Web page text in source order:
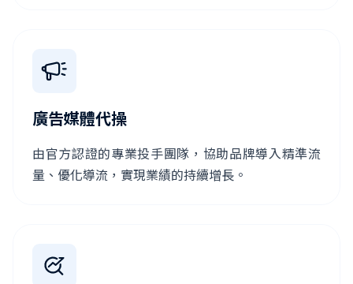
廣告媒體代操
由官方認證的專業投手團隊，協助品牌導入精準流
量、優化導流，實現業績的持續增長。